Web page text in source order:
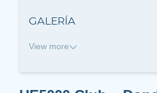
GALERÍA
View more